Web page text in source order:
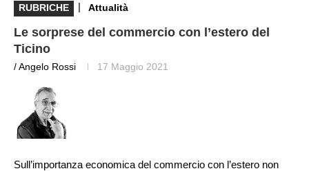
RUBRICHE | Attualità
Le sorprese del commercio con l’estero del
Ticino
/ Angelo Rossi 17 Maggio 2021
Sull’importanza economica del commercio con l’estero non